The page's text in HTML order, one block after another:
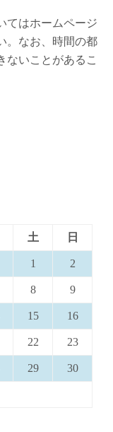
てはホームページ
。なお、時間の都
ないことがあるこ
土 日
1 2
8 9
15 16
22 23
29 30